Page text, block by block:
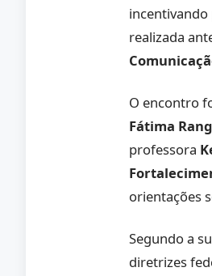
realizada
O encontro
Fátima
professora
orientações
Segundo a
diretrizes